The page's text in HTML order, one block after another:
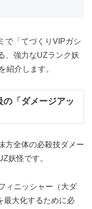
で「てづくりVIPガシ
、強力なUZランク妖
紹介します。
「ダメージアッ
方全体の必殺技ダメー
妖怪です。
ィニッシャー（大ダ
最大化するために必